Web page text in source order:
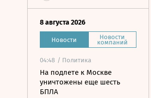
8 августа 2026
Новости Новости
компаний
04:48 / Политика
На подлете к Москве
уничтожены еще шесть
БПЛА